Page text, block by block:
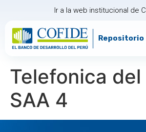
Ir a la web institucional de
Repositorio
Telefonica del
SAA 4